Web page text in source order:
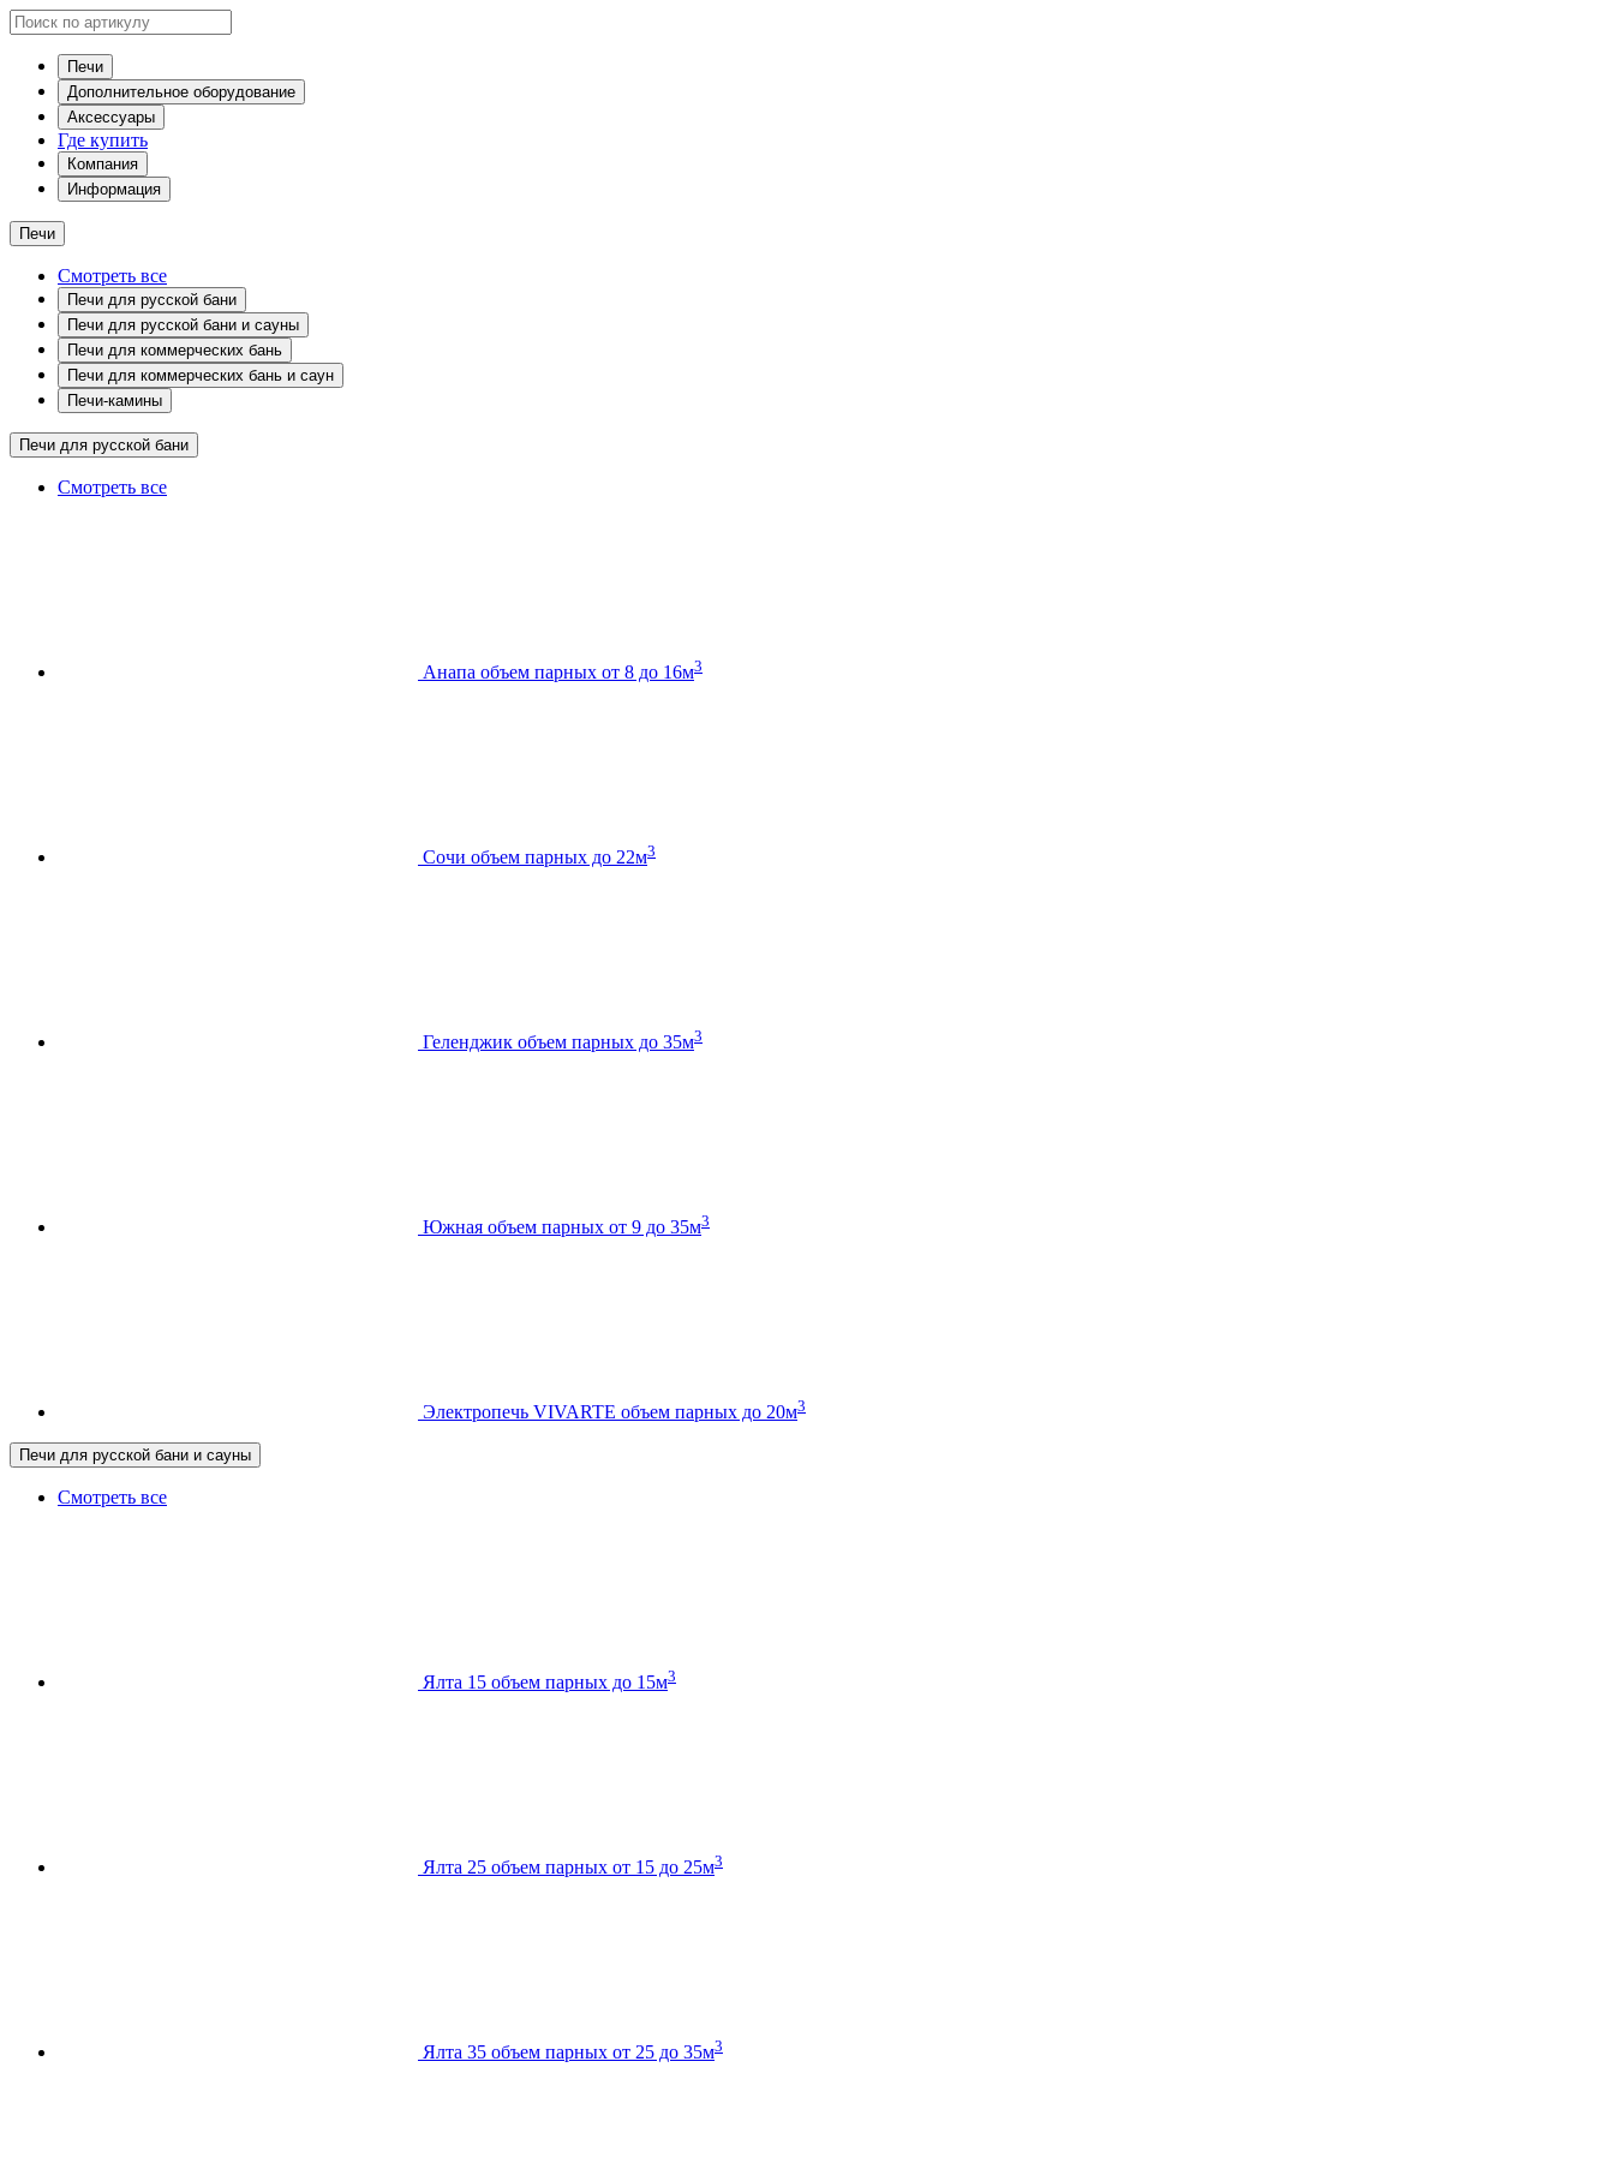
Печи
Дополнительное оборудование
Аксессуары
Где купить
Компания
Информация
Печи
Смотреть все
Печи для русской бани
Печи для русской бани и сауны
Печи для коммерческих бань
Печи для коммерческих бань и саун
Печи-камины
Печи для русской бани
Смотреть все
Анапа объем парных от 8 до 16м3
Сочи объем парных до 22м3
Геленджик объем парных до 35м3
Южная объем парных от 9 до 35м3
Электропечь VIVARTE объем парных до 20м3
Печи для русской бани и сауны
Смотреть все
Ялта 15 объем парных до 15м3
Ялта 25 объем парных от 15 до 25м3
Ялта 35 объем парных от 25 до 35м3